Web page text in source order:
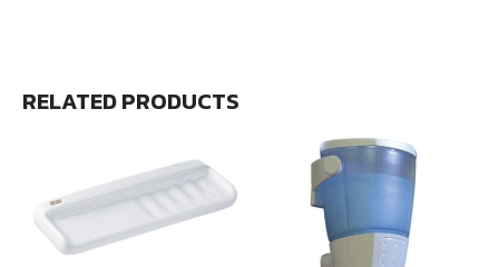
RELATED PRODUCTS